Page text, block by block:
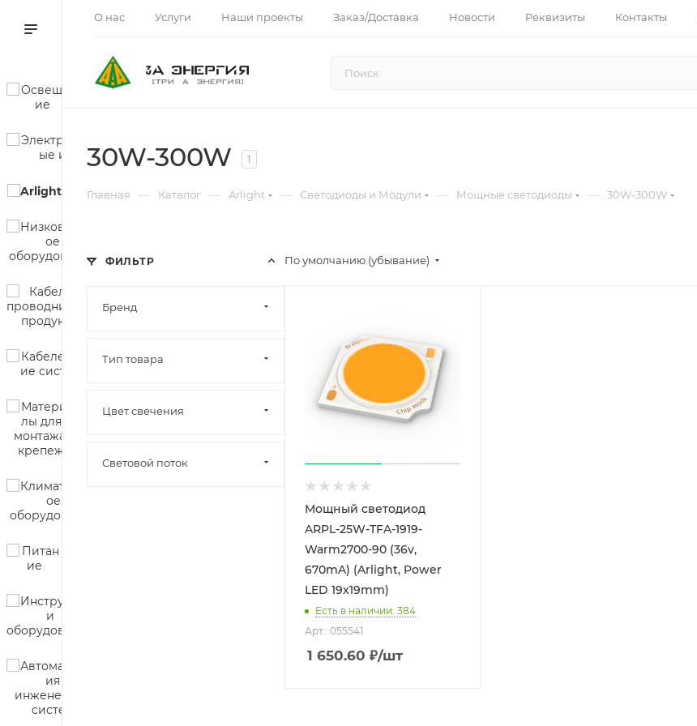
О нас Услуги Наши проекты Заказ/Доставка Новости Реквизиты Контакты
30W-300W 1
Главная — Каталог — Arlight — Светодиоды и Модули — Мощные светодиоды — 30W-300W
По умолчанию (убывание)
Мощный светодиод
ARPL-25W-TFA-1919-
Warm2700-90 (36v,
670mA) (Arlight, Power
LED 19х19mm)
Есть в наличии: 384
Арт.: 055541
1 650.60 ₽/шт
ФИЛЬТР
Бренд
Тип товара
Цвет свечения
Световой поток